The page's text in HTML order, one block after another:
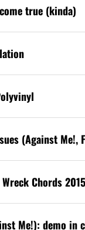
true (kinda)
(Against Me!,
Chords
Me!): demo